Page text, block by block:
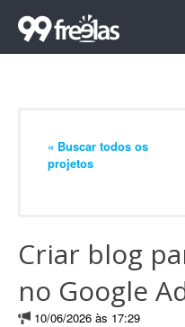
« Buscar todos os
projetos
Criar blog
no Google
10/06/2026 às 17:29